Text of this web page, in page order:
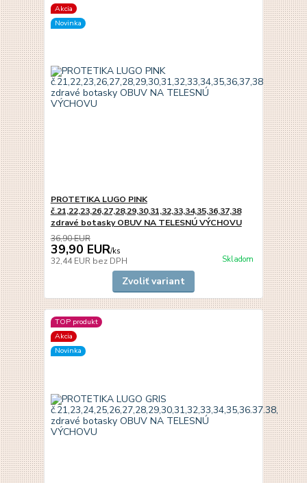
Akcia
Novinka
PROTETIKA LUGO PINK
č.21,22,23,26,27,28,29,30,31,32,33,34,35,36,37,38
zdravé botasky OBUV NA TELESNÚ VÝCHOVU
36,90 EUR
39,90 EUR/ks
32,44 EUR bez DPH Skladom
Zvoliť variant
TOP produkt
Akcia
Novinka